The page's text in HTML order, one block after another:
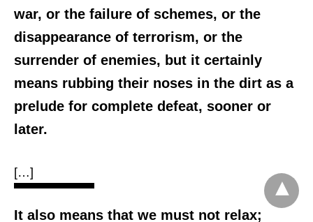
war, or the failure of schemes, or the
disappearance of terrorism, or the
surrender of enemies, but it certainly
means rubbing their noses in the dirt as a
prelude for complete defeat, sooner or
later.
[…]
It also means that we must not relax;